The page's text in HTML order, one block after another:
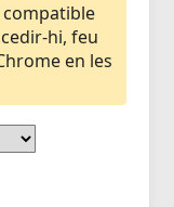
compatible
hi, feu
en les